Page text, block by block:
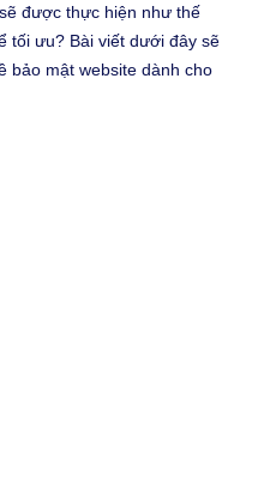
được thực hiện như thế
tối ưu? Bài viết dưới đây sẽ
bảo mật website dành cho